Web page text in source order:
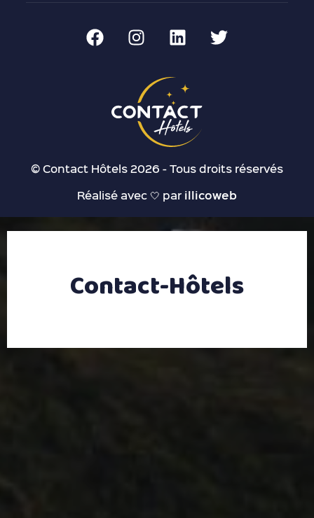
© Contact Hôtels 2026 - Tous droits réservés
Réalisé avec 🤍 par illicoweb
Contact-Hôtels